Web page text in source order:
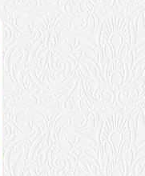
Комплект валяный
"Неженка"
Сидык Арина